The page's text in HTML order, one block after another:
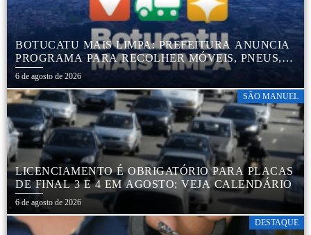
BOTUCATU MAIS LIMPA: PREFEITURA ANUNCIA
PROGRAMA PARA RECOLHER MÓVEIS, PNEUS,
COLCHÕES E OUTROS MATERIAIS SEM USO
6 de agosto de 2026
SÃO MANUEL
LICENCIAMENTO É OBRIGATÓRIO PARA PLACAS
DE FINAL 3 E 4 EM AGOSTO; VEJA CALENDÁRIO
6 de agosto de 2026
DESTAQUE